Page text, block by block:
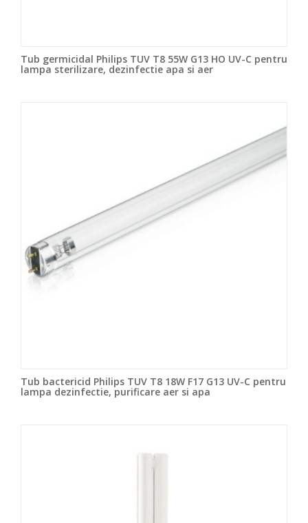
Tub germicidal Philips TUV T8 55W G13 HO UV-C pentru
lampa sterilizare, dezinfectie apa si aer
Tub bactericid Philips TUV T8 18W F17 G13 UV-C pentru
lampa dezinfectie, purificare aer si apa